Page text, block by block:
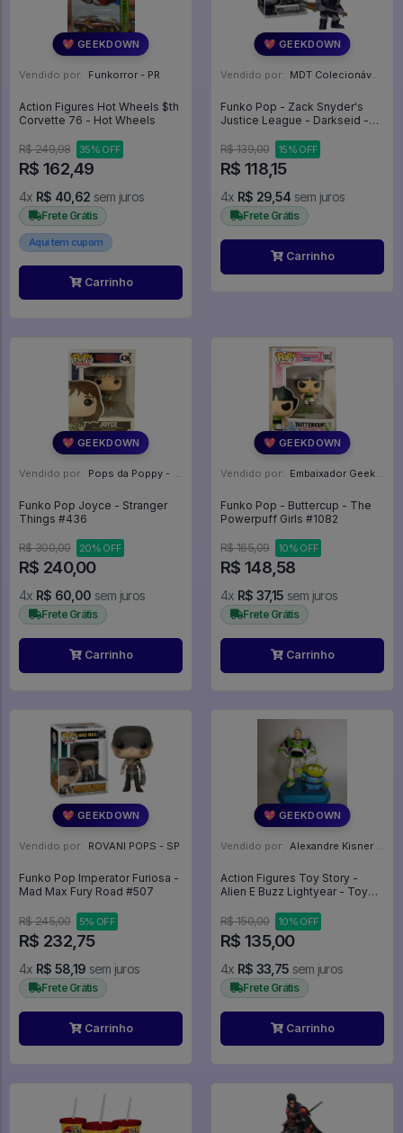
💖 GEEKDOWN
Vendido por: Funkorror - PR
Action Figures Hot Wheels $th
Corvette 76 - Hot Wheels
R$ 249,98 35% OFF
R$ 162,49
4x R$ 40,62 sem juros
Frete Grátis
Aqui tem cupom
Carrinho
💖 GEEKDOWN
Vendido por: MDT Colecionáveis - DF
Funko Pop - Zack Snyder's
Justice League - Darkseid -
R$ 139,00
15% OFF
R$ 118,15
4x R$ 29,54 sem juros
Frete Grátis
Carrinho
💖 GEEKDOWN
Vendido por: Pops da Poppy - SP
Funko Pop Joyce - Stranger
Things #436
R$ 300,00 20% OFF
R$ 240,00
4x R$ 60,00 sem juros
Frete Grátis
Carrinho
💖 GEEKDOWN
Vendido por: Embaixador Geek - SP
Funko Pop - Buttercup - The
Powerpuff Girls #1082
R$ 165,09 10% OFF
R$ 148,58
4x R$ 37,15 sem juros
Frete Grátis
Carrinho
💖 GEEKDOWN
Vendido por: ROVANI POPS - SP
Funko Pop Imperator Furiosa -
Mad Max Fury Road #507
R$ 245,00 5% OFF
R$ 232,75
4x R$ 58,19 sem juros
Frete Grátis
Carrinho
💖 GEEKDOWN
Vendido por: Alexandre Kisner - PR
Action Figures Toy Story -
Alien E Buzz Lightyear - Toy
R$ 150,00
10% OFF
R$ 135,00
4x R$ 33,75 sem juros
Frete Grátis
Carrinho